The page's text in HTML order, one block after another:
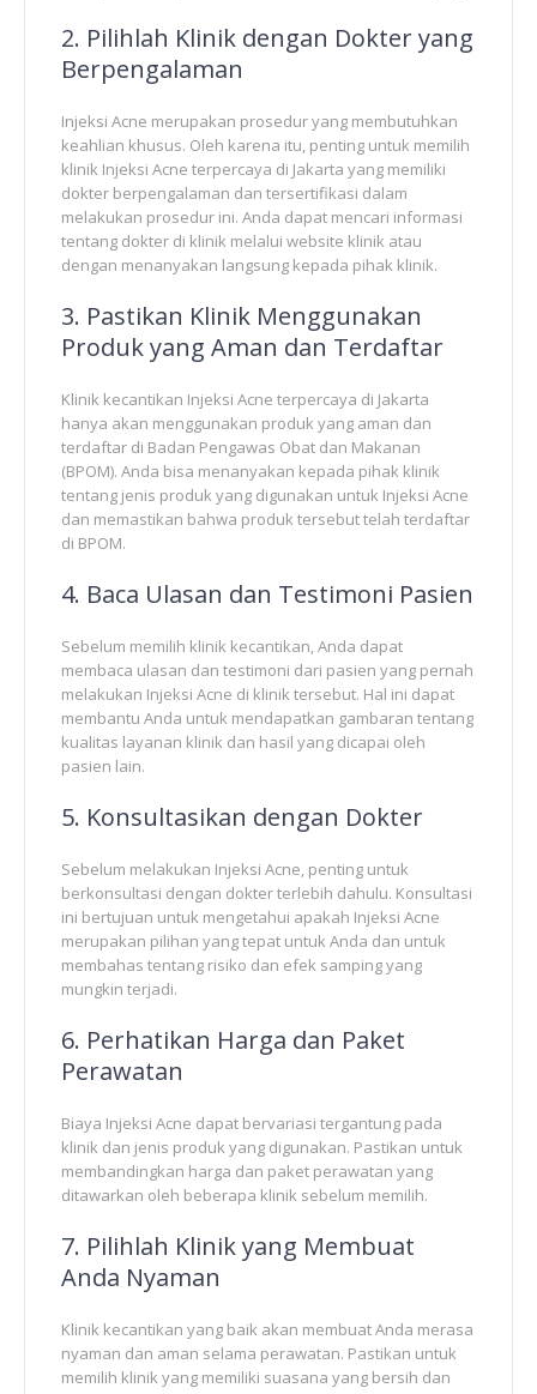
2. Pilihlah Klinik dengan Dokter yang
Berpengalaman
Injeksi Acne merupakan prosedur yang membutuhkan
keahlian khusus. Oleh karena itu, penting untuk memilih
klinik Injeksi Acne terpercaya di Jakarta yang memiliki
dokter berpengalaman dan tersertifikasi dalam
melakukan prosedur ini. Anda dapat mencari informasi
tentang dokter di klinik melalui website klinik atau
dengan menanyakan langsung kepada pihak klinik.
3. Pastikan Klinik Menggunakan
Produk yang Aman dan Terdaftar
Klinik kecantikan Injeksi Acne terpercaya di Jakarta
hanya akan menggunakan produk yang aman dan
terdaftar di Badan Pengawas Obat dan Makanan
(BPOM). Anda bisa menanyakan kepada pihak klinik
tentang jenis produk yang digunakan untuk Injeksi Acne
dan memastikan bahwa produk tersebut telah terdaftar
di BPOM.
4. Baca Ulasan dan Testimoni Pasien
Sebelum memilih klinik kecantikan, Anda dapat
membaca ulasan dan testimoni dari pasien yang pernah
melakukan Injeksi Acne di klinik tersebut. Hal ini dapat
membantu Anda untuk mendapatkan gambaran tentang
kualitas layanan klinik dan hasil yang dicapai oleh
pasien lain.
5. Konsultasikan dengan Dokter
Sebelum melakukan Injeksi Acne, penting untuk
berkonsultasi dengan dokter terlebih dahulu. Konsultasi
ini bertujuan untuk mengetahui apakah Injeksi Acne
merupakan pilihan yang tepat untuk Anda dan untuk
membahas tentang risiko dan efek samping yang
mungkin terjadi.
6. Perhatikan Harga dan Paket
Perawatan
Biaya Injeksi Acne dapat bervariasi tergantung pada
klinik dan jenis produk yang digunakan. Pastikan untuk
membandingkan harga dan paket perawatan yang
ditawarkan oleh beberapa klinik sebelum memilih.
7. Pilihlah Klinik yang Membuat
Anda Nyaman
Klinik kecantikan yang baik akan membuat Anda merasa
nyaman dan aman selama perawatan. Pastikan untuk
memilih klinik yang memiliki suasana yang bersih dan